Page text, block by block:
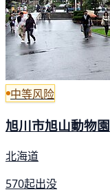
中等风险
旭川市旭山動物園
北海道
570起出没